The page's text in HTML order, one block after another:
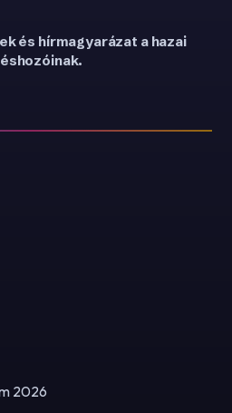
és hírmagyarázat a hazai
2026